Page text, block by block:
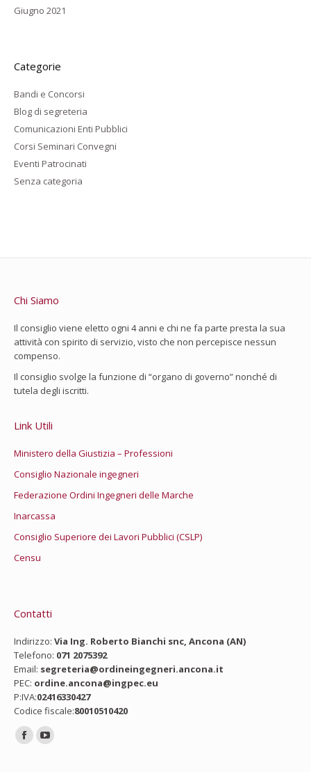
Giugno 2021
Categorie
Bandi e Concorsi
Blog di segreteria
Comunicazioni Enti Pubblici
Corsi Seminari Convegni
Eventi Patrocinati
Senza categoria
Chi Siamo
Il consiglio viene eletto ogni 4 anni e chi ne fa parte presta la sua
attività con spirito di servizio, visto che non percepisce nessun
compenso.
Il consiglio svolge la funzione di “organo di governo” nonché di
tutela degli iscritti.
Link Utili
Ministero della Giustizia – Professioni
Consiglio Nazionale ingegneri
Federazione Ordini Ingegneri delle Marche
Inarcassa
Consiglio Superiore dei Lavori Pubblici (CSLP)
Censu
Contatti
Indirizzo: Via Ing. Roberto Bianchi snc, Ancona (AN)
Telefono: 071 2075392
Email: segreteria@ordineingegneri.ancona.it
PEC: ordine.ancona@ingpec.eu
P:IVA:02416330427
Codice fiscale:80010510420
Ci puoi trovare su:
FacebookYouTube